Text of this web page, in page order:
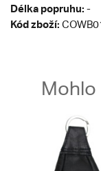
Délka popruhu: -
Kód zboží:
Mohlo